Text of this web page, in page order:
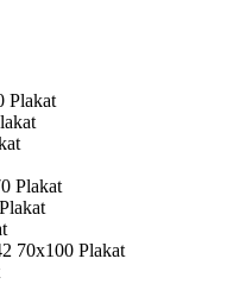
Plakat
Plakat
70x100 Plakat